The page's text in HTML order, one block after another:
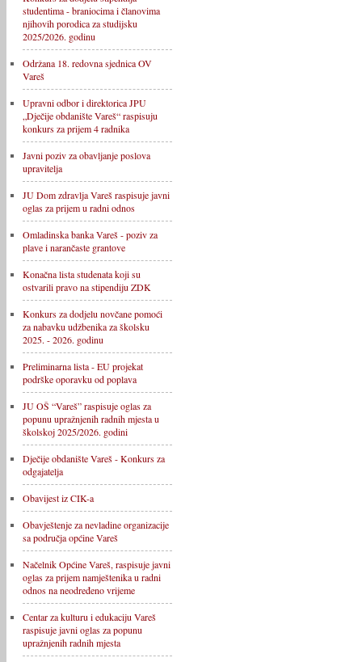
studentima - braniocima i članovima
njihovih porodica za studijsku
2025/2026. godinu
Održana 18. redovna sjednica OV
Vareš
Upravni odbor i direktorica JPU
„Dječije obdanište Vareš“ raspisuju
konkurs za prijem 4 radnika
Javni poziv za obavljanje poslova
upravitelja
JU Dom zdravlja Vareš raspisuje javni
oglas za prijem u radni odnos
Omladinska banka Vareš - poziv za
plave i narančaste grantove
Konačna lista studenata koji su
ostvarili pravo na stipendiju ZDK
Konkurs za dodjelu novčane pomoći
za nabavku udžbenika za školsku
2025. - 2026. godinu
Preliminarna lista - EU projekat
podrške oporavku od poplava
JU OŠ “Vareš” raspisuje oglas za
popunu upražnjenih radnih mjesta u
školskoj 2025/2026. godini
Dječije obdanište Vareš - Konkurs za
odgajatelja
Obavijest iz CIK-a
Obavještenje za nevladine organizacije
sa područja općine Vareš
Načelnik Općine Vareš, raspisuje javni
oglas za prijem namještenika u radni
odnos na neodređeno vrijeme
Centar za kulturu i edukaciju Vareš
raspisuje javni oglas za popunu
upražnjenih radnih mjesta